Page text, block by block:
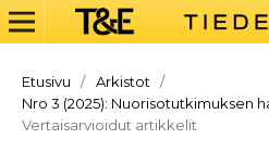
Etusivu / Arkistot
/
Nro 3 (2025): Nuorisotutkimuksen
Vertaisarvioidut artikkelit